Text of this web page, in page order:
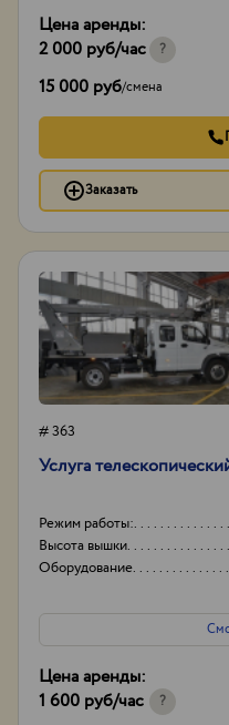
Тип проходимости
Цена аренды:
2 000 руб/час ?
15 000 руб/смена
Заказать
# 363
Услуга
Режим работы:
Высота вышки
Оборудование
Цена аренды:
1 600 руб/час ?